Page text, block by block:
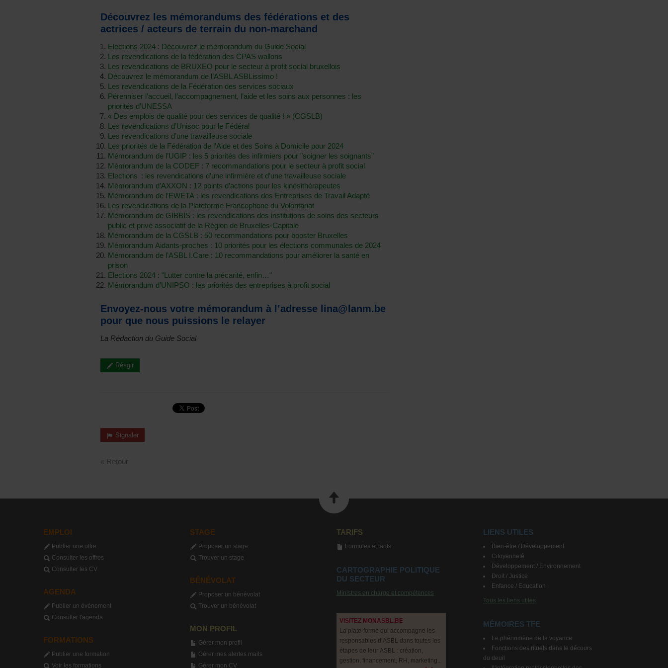
Découvrez les mémorandums des fédérations et des
actrices / acteurs de terrain du non-marchand
Elections 2024 : Découvrez le mémorandum du Guide Social
Les revendications de la fédération des CPAS wallons
Les revendications de BRUXEO pour le secteur à profit social bruxellois
Découvrez le mémorandum de l’ASBL ASBLissimo !
Les revendications de la Fédération des services sociaux
Pérenniser l’accueil, l’accompagnement, l’aide et les soins aux personnes : les
priorités d’UNESSA
« Des emplois de qualité pour des services de qualité ! » (CGSLB)
Les revendications d’Unisoc pour le Fédéral
Les revendications d’une travailleuse sociale
Les priorités de la Fédération de l’Aide et des Soins à Domicile pour 2024
Mémorandum de l’UGIP : les 5 priorités des infirmiers pour "soigner les soignants"
Mémorandum de la CODEF : 7 recommandations pour le secteur à profit social
Elections : les revendications d’une infirmière et d’une travailleuse sociale
Mémorandum d’AXXON : 12 points d’actions pour les kinésithérapeutes
Mémorandum de l’EWETA : les revendications des Entreprises de Travail Adapté
Les revendications de la Plateforme Francophone du Volontariat
Mémorandum de GIBBIS : les revendications des institutions de soins des secteurs
public et privé associatif de la Région de Bruxelles-Capitale
Mémorandum de la CGSLB : 50 recommandations pour booster Bruxelles
Mémorandum Aidants-proches : 10 priorités pour les élections communales de 2024
Mémorandum de l’ASBL I.Care : 10 recommandations pour améliorer la santé en
prison
Elections 2024 : "Lutter contre la précarité, enfin…"
Mémorandum d’UNIPSO : les priorités des entreprises à profit social
Envoyez-nous votre mémorandum à l’adresse lina@lanm.be
pour que nous puissions le relayer
La Rédaction du Guide Social
Réagir
Signaler
« Retour
EMPLOI
Publier une offre
Consulter les offres
Consulter les CV
AGENDA
Publier un événement
Consulter l'agenda
FORMATIONS
Publier une formation
Voir les formations
STAGE
Proposer un stage
Trouver un stage
BÉNÉVOLAT
Proposer un bénévolat
Trouver un bénévolat
MON PROFIL
Gérer mon profil
Gérer mes alertes mails
Gérer mon CV
TARIFS
Formules et tarifs
CARTOGRAPHIE POLITIQUE
DU SECTEUR
Ministres en charge et compétences
VISITEZ MONASBL.BE
La plate-forme qui accompagne les
responsables d’ASBL dans toutes les
étapes de leur ASBL : création,
gestion, financement, RH, marketing...
LIENS UTILES
Bien-être / Développement
Citoyenneté
Développement / Environnement
Droit / Justice
Enfance / Education
Tous les liens utiles
MÉMOIRES TFE
Le phénomène de la voyance
Fonctions des rituels dans le décours
du deuil